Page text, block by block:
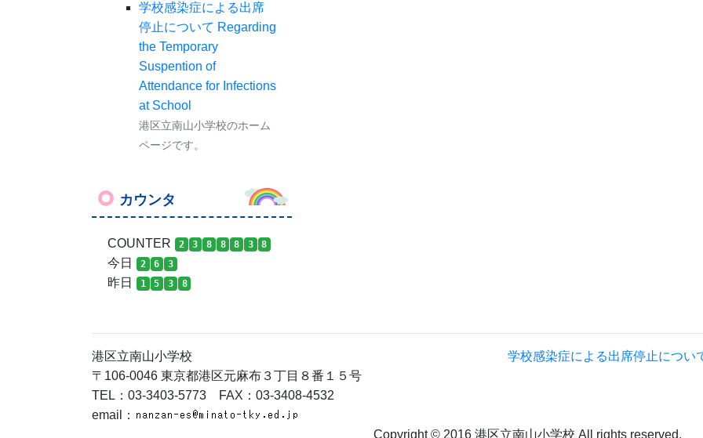
学校感染症による出席
停止について Regarding
the Temporary
Suspention of
Attendance for Infections
at School
港区立南山小学校のホーム
ページです。
カウンタ
COUNTER 2 3 8 8 8 3 8
今日 2 6 3
昨日 1 5 3 8
学校感染症による出席停止につい
港区立南山小学校
〒106-0046 東京都港区元麻布３丁目８番１５号
TEL：03-3403-5773 FAX：03-3408-4532
email：
Copyright © 2016 港区立南山小学校 All rights reserved.